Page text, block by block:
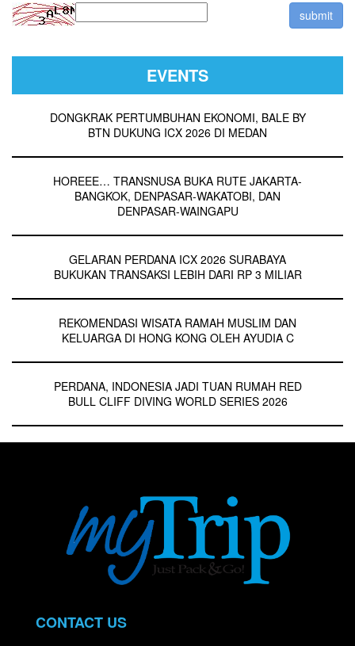
EVENTS
DONGKRAK PERTUMBUHAN EKONOMI, BALE BY
BTN DUKUNG ICX 2026 DI MEDAN
HOREEE… TRANSNUSA BUKA RUTE JAKARTA-
BANGKOK, DENPASAR-WAKATOBI, DAN
DENPASAR-WAINGAPU
GELARAN PERDANA ICX 2026 SURABAYA
BUKUKAN TRANSAKSI LEBIH DARI RP 3 MILIAR
REKOMENDASI WISATA RAMAH MUSLIM DAN
KELUARGA DI HONG KONG OLEH AYUDIA C
PERDANA, INDONESIA JADI TUAN RUMAH RED
BULL CLIFF DIVING WORLD SERIES 2026
CONTACT US